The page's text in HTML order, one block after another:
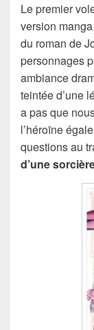
Le premier
version
du roman de
personnages
ambiance
teintée d’une
a pas que
l’héroïne
questions au
d’une